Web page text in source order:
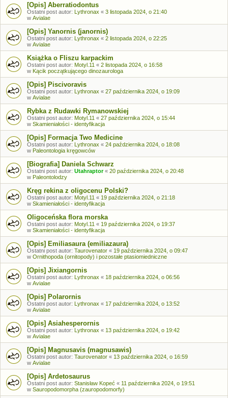
[Opis] Aberratiodontus
Ostatni post autor: Lythronax « 3 listopada 2024, o 21:40
w Avialae
[Opis] Yanornis (janornis)
Ostatni post autor: Lythronax « 2 listopada 2024, o 22:25
w Avialae
Książka o Fliszu karpackim
Ostatni post autor: Motyl.11 « 2 listopada 2024, o 16:58
w Kącik początkującego dinozaurologa
[Opis] Piscivoravis
Ostatni post autor: Lythronax « 27 października 2024, o 19:09
w Avialae
Rybka z Rudawki Rymanowskiej
Ostatni post autor: Motyl.11 « 27 października 2024, o 15:44
w Skamieniałości - identyfikacja
[Opis] Formacja Two Medicine
Ostatni post autor: Lythronax « 24 października 2024, o 18:08
w Paleontologia kręgowców
[Biografia] Daniela Schwarz
Ostatni post autor: Utahraptor« 20 października 2024, o 20:48
w Paleontolodzy
Kręg rekina z oligocenu Polski?
Ostatni post autor: Motyl.11 « 19 października 2024, o 21:18
w Skamieniałości - identyfikacja
Oligoceńska flora morska
Ostatni post autor: Motyl.11 « 19 października 2024, o 19:37
w Skamieniałości - identyfikacja
[Opis] Emiliasaura (emiliazaura)
Ostatni post autor: Taurovenator « 19 października 2024, o 09:47
w Ornithopoda (ornitopody) i pozostałe ptasiomiedniczne
[Opis] Jixiangornis
Ostatni post autor: Lythronax « 18 października 2024, o 06:56
w Avialae
[Opis] Polarornis
Ostatni post autor: Lythronax « 17 października 2024, o 13:52
w Avialae
[Opis] Asiahesperornis
Ostatni post autor: Lythronax « 13 października 2024, o 19:42
w Avialae
[Opis] Magnusavis (magnusawis)
Ostatni post autor: Taurovenator « 13 października 2024, o 16:59
w Avialae
[Opis] Ardetosaurus
Ostatni post autor: Stanisław Kopeć « 11 października 2024, o 19:51
w Sauropodomorpha (zauropodomorfy)